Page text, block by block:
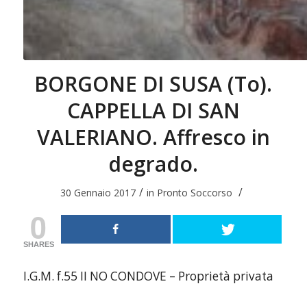
BORGONE DI SUSA (To).
CAPPELLA DI SAN
VALERIANO. Affresco in
degrado.
30 Gennaio 2017 / in Pronto Soccorso /
0
SHARES
I.G.M. f.55 II NO CONDOVE – Proprietà privata